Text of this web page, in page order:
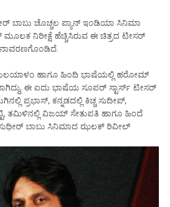
ಬಾಬು ಚೊಚ್ಚಲ ಪ್ಯಾನ್ ಇಂಡಿಯಾ ಸಿನಿಮಾ
ನಿರೀಕ್ಷೆ ಹೆಚ್ಚಿಸಿರುವ ಈ ಚಿತ್ರದ ಟೀಸರ್
ಮಲಯಾಳಂ ಹಾಗೂ ಹಿಂದಿ ಭಾಷೆಯಲ್ಲಿ ಹರೋಮ್
ಈ ಐದು ಭಾಷೆಯ ಸೂಪರ್ ಸ್ಟಾರ್ಸ್ ಟೀಸರ್
ಪ್ರಭಾಸ್, ಕನ್ನಡದಲ್ಲಿ ಕಿಚ್ಚ ಸುದೀಪ್,
ತಮಿಳಿನಲ್ಲಿ ವಿಜಯ್ ಸೇತುಪತಿ ಹಾಗೂ ಹಿಂದೆ
ಸುಧೀರ್ ಬಾಬು ಸಿನಿಮಾದ ಝಲಕ್ ರಿವೀಲ್